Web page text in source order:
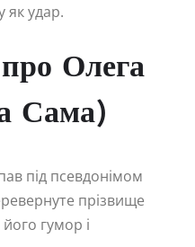
як удар.
Олега
Сама)
під псевдонімом
прізвище
гумор і